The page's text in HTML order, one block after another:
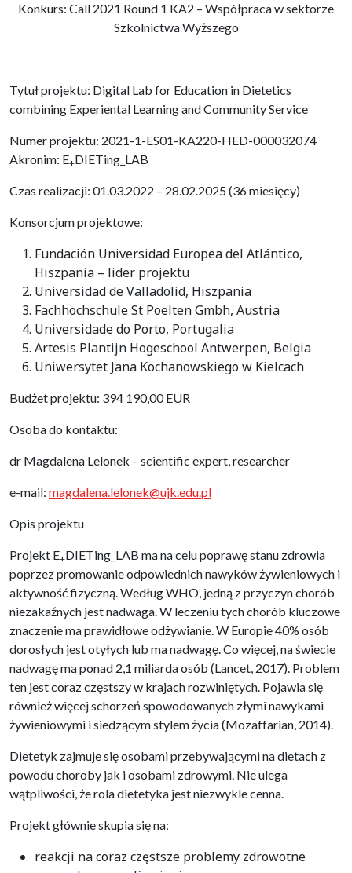
Konkurs: Call 2021 Round 1 KA2 – Współpraca w sektorze
Szkolnictwa Wyższego
Tytuł projektu: Digital Lab for Education in Dietetics
combining Experiental Learning and Community Service
Numer projektu: 2021-1-ES01-KA220-HED-000032074
Akronim: E+DIETing_LAB
Czas realizacji: 01.03.2022 – 28.02.2025 (36 miesięcy)
Konsorcjum projektowe:
Fundación Universidad Europea del Atlántico,
Hiszpania – lider projektu
Universidad de Valladolid, Hiszpania
Fachhochschule St Poelten Gmbh, Austria
Universidade do Porto, Portugalia
Artesis Plantijn Hogeschool Antwerpen, Belgia
Uniwersytet Jana Kochanowskiego w Kielcach
Budżet projektu: 394 190,00 EUR
Osoba do kontaktu:
dr Magdalena Lelonek – scientific expert, researcher
e-mail: magdalena.lelonek@ujk.edu.pl
Opis projektu
Projekt E+DIETing_LAB ma na celu poprawę stanu zdrowia
poprzez promowanie odpowiednich nawyków żywieniowych i
aktywność fizyczną. Według WHO, jedną z przyczyn chorób
niezakaźnych jest nadwaga. W leczeniu tych chorób kluczowe
znaczenie ma prawidłowe odżywianie. W Europie 40% osób
dorosłych jest otyłych lub ma nadwagę. Co więcej, na świecie
nadwagę ma ponad 2,1 miliarda osób (Lancet, 2017). Problem
ten jest coraz częstszy w krajach rozwiniętych. Pojawia się
również więcej schorzeń spowodowanych złymi nawykami
żywieniowymi i siedzącym stylem życia (Mozaffarian, 2014).
Dietetyk zajmuje się osobami przebywającymi na dietach z
powodu choroby jak i osobami zdrowymi. Nie ulega
wątpliwości, że rola dietetyka jest niezwykle cenna.
Projekt głównie skupia się na:
reakcji na coraz częstsze problemy zdrowotne